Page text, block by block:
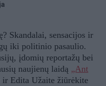
Skandalai, sensacijos ir
iki politinio pasaulio.
įdomių reportažų bei
naujienų laidą „Ant
Edita Užaite žiūrėkite